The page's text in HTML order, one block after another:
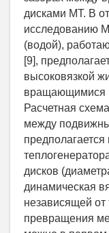
дисками МТ. В
исследованию
(водой),
[9],
высоковязкой
вращающимися
Расчетная
между
дисков
динамическая
независящей
превращения